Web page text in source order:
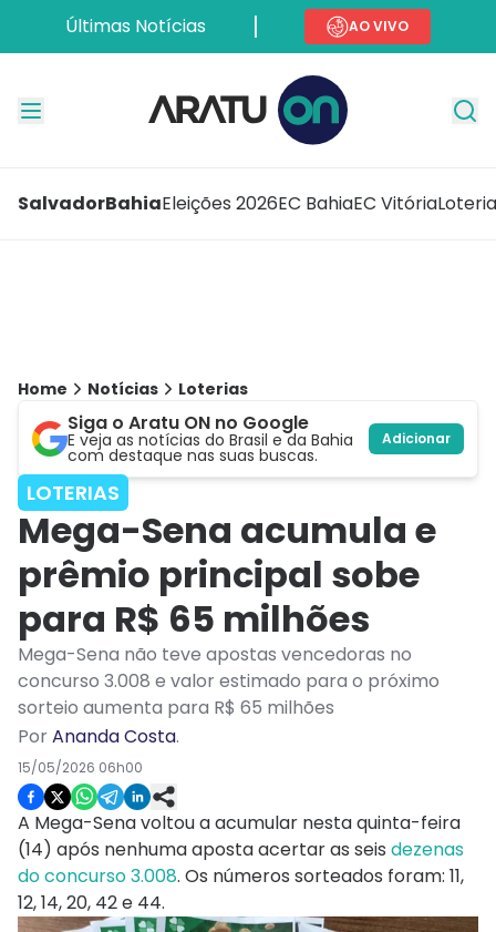
Últimas Notícias AO VIVO
SalvadorBahiaEleições 2026EC BahiaEC Vitória
Home Notícias Loterias
Siga o Aratu ON no Google
E veja as notícias do Brasil e da Bahia
com destaque nas suas buscas.
Adicionar
LOTERIAS
Mega-Sena acumula e
prêmio principal sobe
para R$ 65 milhões
Mega-Sena não teve apostas vencedoras no
concurso 3.008 e valor estimado para o próximo
sorteio aumenta para R$ 65 milhões
PorAnanda Costa.
15/05/2026 06h00
A Mega-Sena voltou a acumular nesta quinta-feira
(14) após nenhuma aposta acertar as seis dezenas
do concurso 3.008. Os números sorteados foram: 11,
12, 14, 20, 42 e 44.